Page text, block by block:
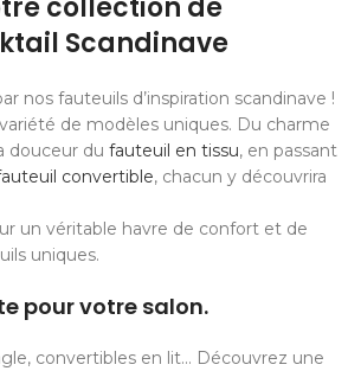
collection de
Scandinave
nos fauteuils d’inspiration scandinave !
de modèles uniques. Du charme
douceur du fauteuil en tissu, en passant
convertible, chacun y découvrira
un véritable havre de confort et de
uniques.
pour votre salon.
convertibles en lit... Découvrez une